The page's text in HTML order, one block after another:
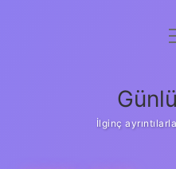
İlginç